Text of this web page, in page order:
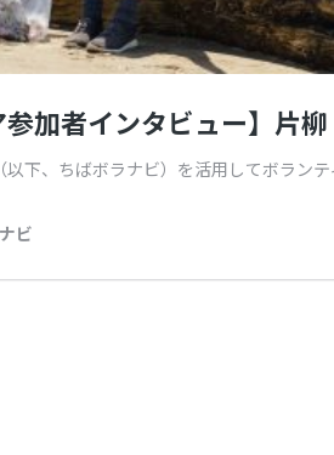
参加者インタビュー】片
以下、ちばボラナビ）を活用してボラン
ビ